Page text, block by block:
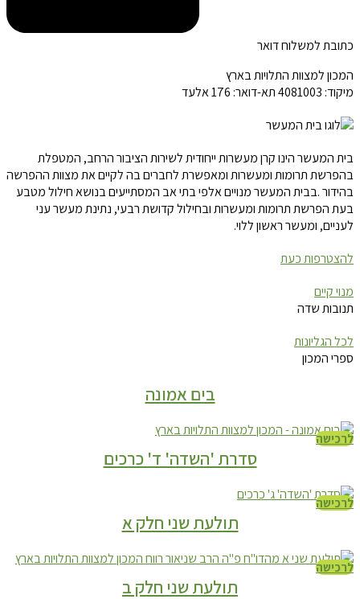
כתובת למשלוח דואר
המכון למצוות התלויות בארץ
מיקוד: 4081003 תא-דואר: 176 אלעד
בית המעשר הינו קרן מעשרות ייחודית לשירות הציבור הרחב, המטפלת
בהפרשת תרומות ומעשרות ומאפשרת לחברים בה לקיים את מצוות ההפרשה
בהידור .בבית המעשר מנויים אלפי בתי אב המסתייעים בנושא חילול מטבע
בעת הפרשת תרומות ומעשרות ובחילול קדושת רבעי, נתינת מעשר עני
לעניים, ומעשר ראשון ללוי.
להצטרפות כעת
מנוי קיים
תנובות שדה
לכל הגליונות
ספרי המכון
בים אמונה
לרכישה
סדרת 'השדה' ד' כרכים
לרכישה
תולעת שני חלק א
לרכישה
תולעת שני חלק ב